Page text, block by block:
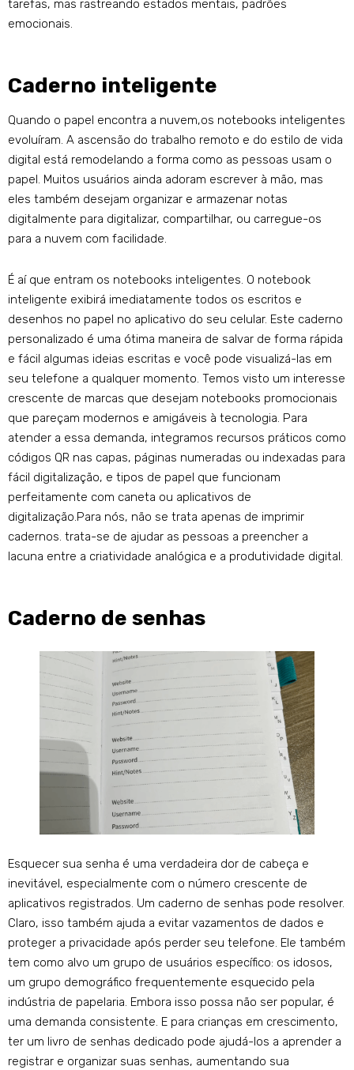
tarefas, mas rastreando estados mentais, padrões
emocionais.
Caderno inteligente
Quando o papel encontra a nuvem,os notebooks inteligentes
evoluíram. A ascensão do trabalho remoto e do estilo de vida
digital está remodelando a forma como as pessoas usam o
papel. Muitos usuários ainda adoram escrever à mão, mas
eles também desejam organizar e armazenar notas
digitalmente para digitalizar, compartilhar, ou carregue-os
para a nuvem com facilidade.
É aí que entram os notebooks inteligentes. O notebook
inteligente exibirá imediatamente todos os escritos e
desenhos no papel no aplicativo do seu celular. Este caderno
personalizado é uma ótima maneira de salvar de forma rápida
e fácil algumas ideias escritas e você pode visualizá-las em
seu telefone a qualquer momento. Temos visto um interesse
crescente de marcas que desejam notebooks promocionais
que pareçam modernos e amigáveis ​​à tecnologia. Para
atender a essa demanda, integramos recursos práticos como
códigos QR nas capas, páginas numeradas ou indexadas para
fácil digitalização, e tipos de papel que funcionam
perfeitamente com caneta ou aplicativos de
digitalização.Para nós, não se trata apenas de imprimir
cadernos. trata-se de ajudar as pessoas a preencher a
lacuna entre a criatividade analógica e a produtividade digital.
Caderno de senhas
Esquecer sua senha é uma verdadeira dor de cabeça e
inevitável, especialmente com o número crescente de
aplicativos registrados. Um caderno de senhas pode resolver.
Claro, isso também ajuda a evitar vazamentos de dados e
proteger a privacidade após perder seu telefone. Ele também
tem como alvo um grupo de usuários específico: os idosos,
um grupo demográfico frequentemente esquecido pela
indústria de papelaria. Embora isso possa não ser popular, é
uma demanda consistente. E para crianças em crescimento,
ter um livro de senhas dedicado pode ajudá-los a aprender a
registrar e organizar suas senhas, aumentando sua